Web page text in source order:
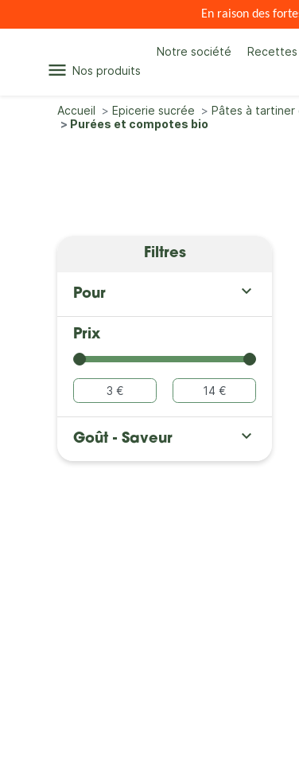
En raison des
menu Nos produits
Notre société Recettes
Accueil Epicerie sucrée
Pâtes à tartiner
Purées et compotes bio
Filtres
Pour 
Prix
Goût - Saveur 